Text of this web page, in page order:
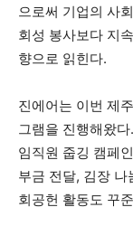
으로써 기업의 사
회성 봉사보다 지
향으로 읽힌다.
진에어는 이번 제
그램을 진행해왔
임직원 줍깅 캠페
부금 전달, 김장
회공헌 활동도 꾸